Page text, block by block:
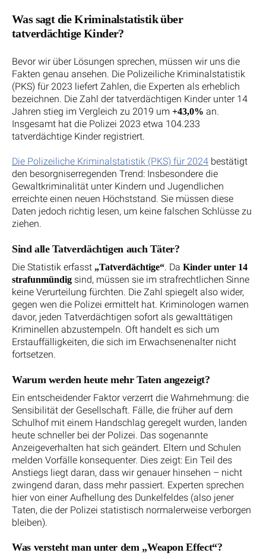
Was sagt die Kriminalstatistik über
tatverdächtige Kinder?
Bevor wir über Lösungen sprechen, müssen wir uns die
Fakten genau ansehen. Die Polizeiliche Kriminalstatistik
(PKS) für 2023 liefert Zahlen, die Experten als erheblich
bezeichnen. Die Zahl der tatverdächtigen Kinder unter 14
Jahren stieg im Vergleich zu 2019 um +43,0% an.
Insgesamt hat die Polizei 2023 etwa 104.233
tatverdächtige Kinder registriert.
Die Polizeiliche Kriminalstatistik (PKS) für 2024 bestätigt
den besorgniserregenden Trend: Insbesondere die
Gewaltkriminalität unter Kindern und Jugendlichen
erreichte einen neuen Höchststand. Sie müssen diese
Daten jedoch richtig lesen, um keine falschen Schlüsse zu
ziehen.
Sind alle Tatverdächtigen auch Täter?
Die Statistik erfasst „Tatverdächtige“. Da Kinder unter 14
strafunmündig sind, müssen sie im strafrechtlichen Sinne
keine Verurteilung fürchten. Die Zahl spiegelt also wider,
gegen wen die Polizei ermittelt hat. Kriminologen warnen
davor, jeden Tatverdächtigen sofort als gewalttätigen
Kriminellen abzustempeln. Oft handelt es sich um
Erstauffälligkeiten, die sich im Erwachsenenalter nicht
fortsetzen.
Warum werden heute mehr Taten angezeigt?
Ein entscheidender Faktor verzerrt die Wahrnehmung: die
Sensibilität der Gesellschaft. Fälle, die früher auf dem
Schulhof mit einem Handschlag geregelt wurden, landen
heute schneller bei der Polizei. Das sogenannte
Anzeigeverhalten hat sich geändert. Eltern und Schulen
melden Vorfälle konsequenter. Dies zeigt: Ein Teil des
Anstiegs liegt daran, dass wir genauer hinsehen – nicht
zwingend daran, dass mehr passiert. Experten sprechen
hier von einer Aufhellung des Dunkelfeldes (also jener
Taten, die der Polizei statistisch normalerweise verborgen
bleiben).
Was versteht man unter dem „Weapon Effect“?